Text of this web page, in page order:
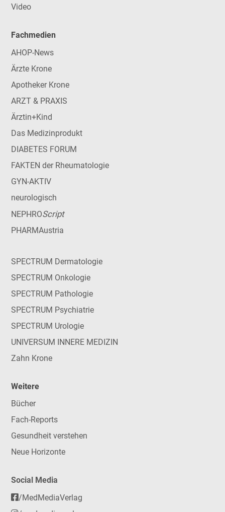
Video
Fachmedien
AHOP-News
Ärzte Krone
Apotheker Krone
ARZT & PRAXIS
Ärztin+Kind
Das Medizinprodukt
DIABETES FORUM
FAKTEN der Rheumatologie
GYN-AKTIV
neurologisch
NEPHROScript
PHARMAustria
SPECTRUM Dermatologie
SPECTRUM Onkologie
SPECTRUM Pathologie
SPECTRUM Psychiatrie
SPECTRUM Urologie
UNIVERSUM INNERE MEDIZIN
Zahn Krone
Weitere
Bücher
Fach-Reports
Gesundheit verstehen
Neue Horizonte
Social Media
/MedMediaVerlag